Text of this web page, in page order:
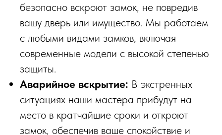
безопасно вскроют замок, не повредив
вашу дверь или имущество. Мы работаем
с любыми видами замков, включая
современные модели с высокой степенью
защиты.
Аварийное вскрытие: В экстренных
ситуациях наши мастера прибудут на
место в кратчайшие сроки и откроют
замок, обеспечив ваше спокойствие и